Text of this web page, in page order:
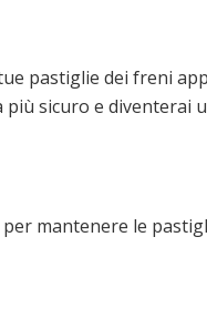
pastiglie dei freni
più sicuro e diventerai
per mantenere le